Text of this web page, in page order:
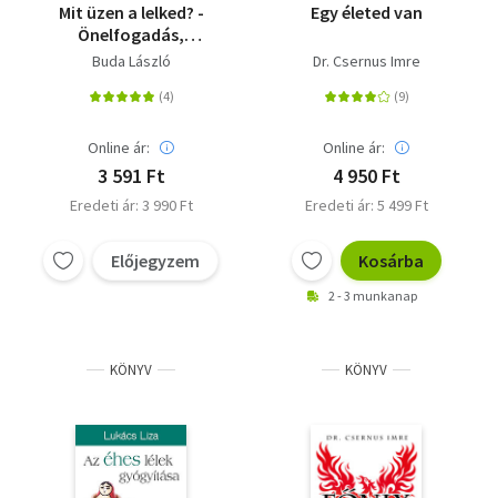
Mit üzen a lelked? -
Önelfogadás,
önszeretet,
gyakorlatban
Buda László
Online ár:
3 591 Ft
Eredeti ár: 3 990 Ft
Előjegyzem
Egy életed van
Dr. Csernus Imre
Online ár:
4 950 Ft
Eredeti ár: 5 499 Ft
Kosárba
2 - 3 munkanap
KÖNYV KÖNYV